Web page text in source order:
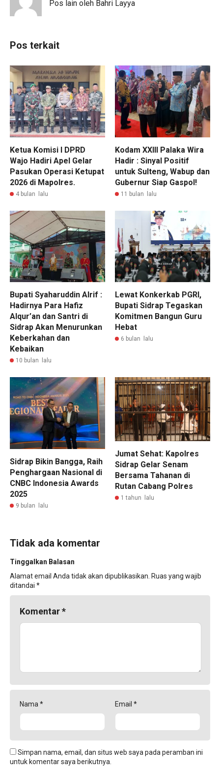
Pos lain oleh Bahri Layya
Pos terkait
Ketua Komisi I DPRD
Wajo Hadiri Apel Gelar
Pasukan Operasi Ketupat
2026 di Mapolres.
4 bulan lalu
Kodam XXIII Palaka Wira
Hadir : Sinyal Positif
untuk Sulteng, Wabup dan
Gubernur Siap Gaspol!
11 bulan lalu
Bupati Syaharuddin Alrif :
Hadirnya Para Hafiz
Alqur’an dan Santri di
Sidrap Akan Menurunkan
Keberkahan dan
Kebaikan
10 bulan lalu
Lewat Konkerkab PGRI,
Bupati Sidrap Tegaskan
Komitmen Bangun Guru
Hebat
6 bulan lalu
Sidrap Bikin Bangga, Raih
Penghargaan Nasional di
CNBC Indonesia Awards
2025
9 bulan lalu
Jumat Sehat: Kapolres
Sidrap Gelar Senam
Bersama Tahanan di
Rutan Cabang Polres
1 tahun lalu
Tidak ada komentar
Tinggalkan Balasan
Alamat email Anda tidak akan dipublikasikan. Ruas yang wajib
ditandai *
Komentar*
Nama * Email *
Simpan nama, email, dan situs web saya pada peramban ini
untuk komentar saya berikutnya.